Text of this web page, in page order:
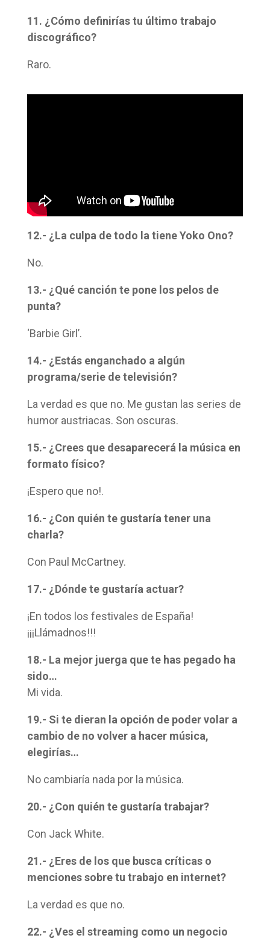
11. ¿Cómo definirías tu último trabajo
discográfico?
Raro.
12.- ¿La culpa de todo la tiene Yoko Ono?
No.
13.- ¿Qué canción te pone los pelos de
punta?
‘Barbie Girl’.
14.- ¿Estás enganchado a algún
programa/serie de televisión?
La verdad es que no. Me gustan las series de
humor austriacas. Son oscuras.
15.- ¿Crees que desaparecerá la música en
formato físico?
¡Espero que no!.
16.- ¿Con quién te gustaría tener una
charla?
Con Paul McCartney.
17.- ¿Dónde te gustaría actuar?
¡En todos los festivales de España!
¡¡¡Llámadnos!!!
18.- La mejor juerga que te has pegado ha
sido…
Mi vida.
19.- Si te dieran la opción de poder volar a
cambio de no volver a hacer música,
elegirías…
No cambiaría nada por la música.
20.- ¿Con quién te gustaría trabajar?
Con Jack White.
21.- ¿Eres de los que busca críticas o
menciones sobre tu trabajo en internet?
La verdad es que no.
22.- ¿Ves el streaming como un negocio